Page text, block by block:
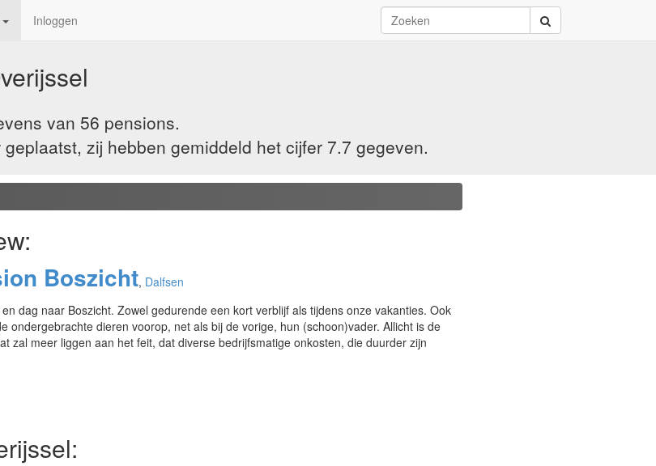
Inloggen
van 56 pensions.
zij hebben gemiddeld het cijfer 7.7 gegeven.
Boszicht, Dalfsen
dag naar Boszicht. Zowel gedurende een kort verblijf als tijdens onze vakanties. Ook
ondergebrachte dieren voorop, net als bij de vorige, hun (schoon)vader. Allicht is de
zal meer liggen aan het feit, dat diverse bedrijfsmatige onkosten, die duurder zijn